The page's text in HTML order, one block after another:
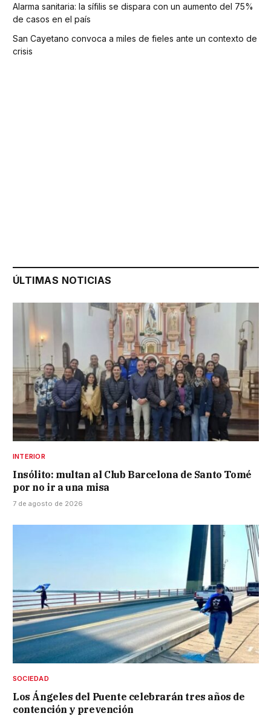
Alarma sanitaria: la sífilis se dispara con un aumento del 75%
de casos en el país
San Cayetano convoca a miles de fieles ante un contexto de
crisis
ÚLTIMAS NOTICIAS
INTERIOR
Insólito: multan al Club Barcelona de Santo Tomé
por no ir a una misa
7 de agosto de 2026
SOCIEDAD
Los Ángeles del Puente celebrarán tres años de
contención y prevención